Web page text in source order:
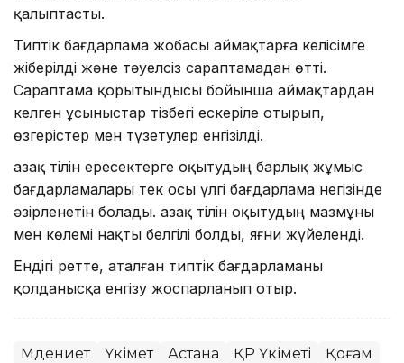
қалыптасты.
Типтік бағдарлама жобасы аймақтарға келісімге
жіберілді және тәуелсіз сараптамадан өтті.
Сараптама қорытындысы бойынша аймақтардан
келген ұсыныстар тізбегі ескеріле отырып,
өзгерістер мен түзетулер енгізілді.
Қазақ тілін ересектерге оқытудың барлық жұмыс
бағдарламалары тек осы үлгі бағдарлама негізінде
әзірленетін болады. Қазақ тілін оқытудың мазмұны
мен көлемі нақты белгілі болды, яғни жүйеленді.
Ендігі ретте, аталған типтік бағдарламаны
қолданысқа енгізу жоспарланып отыр.
Мәдениет Үкімет Астана ҚР Үкіметі Қоғам